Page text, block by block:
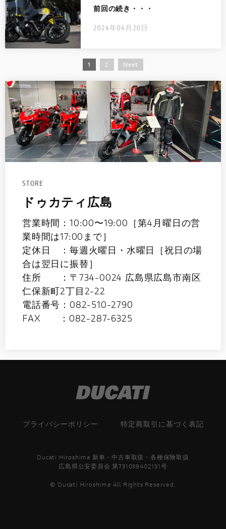
前回の続き・・・
2024年04月20日
1 2 Next
STORE
ドゥカティ広島
営業時間：10:00〜19:00［第4月曜日の営
業時間は17:00まで］
定休日 ：毎週火曜日・水曜日［祝日の場
合は翌日に振替］
住所 ：〒734-0024 広島県広島市南区
仁保新町2丁目2-22
電話番号：082-510-2790
FAX ：082-287-6325
プライバシーポリシー 特定商取引に基づく表記
Ducati Hiroshima 新車・中古車取扱・各種保険取扱
広島県公安委員会 第731039402131号
© Ducati Hiroshima All Rights Reserved.